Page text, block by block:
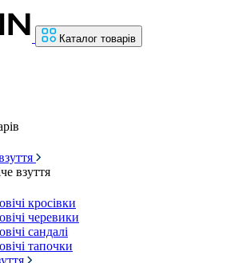
Каталог товарів
взуття
кросівки
черевики
сандалі
тапочки